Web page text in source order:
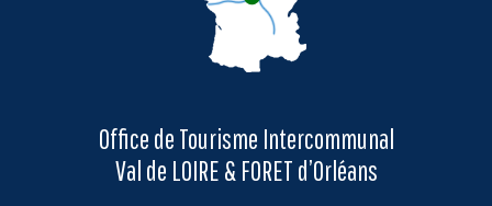
Office de Tourisme Intercommunal
Val de LOIRE & FORET d’Orléans